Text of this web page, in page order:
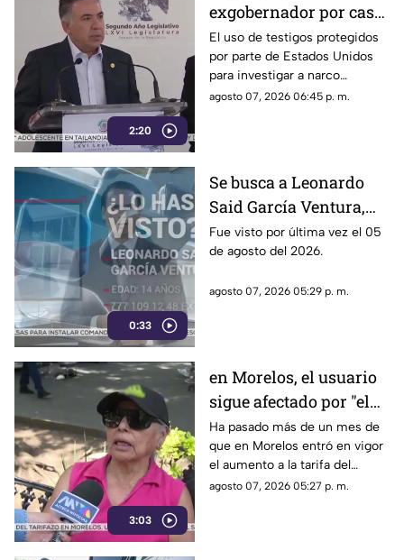
2:20
exgobernador por caso
Ayotzinapa y desaforan
a alcaldes
El uso de testigos protegidos
por parte de Estados Unidos
para investigar a narco
políticos ha sido cuestionado
entre ellos Rubén Rocha y
Enrique Inzunza.
agosto 07, 2026 06:45 p. m.
0:33
Se busca a Leonardo
Said García Ventura,
desaparecido en
Cuernavaca
Fue visto por última vez el 05
de agosto del 2026.
agosto 07, 2026 05:29 p. m.
3:03
en Morelos, el usuario
sigue afectado por "el
tarifazo"
Ha pasado más de un mes de
que en Morelos entró en vigor
el aumento a la tarifa del
transporte público. Un mes,
agosto 07, 2026 05:27 p. m.